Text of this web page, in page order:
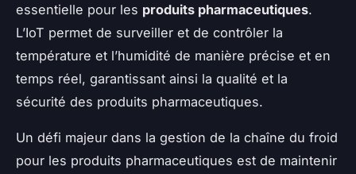
essentielle pour les produits pharmaceutiques.
L’IoT permet de surveiller et de contrôler la
température et l’humidité de manière précise et en
temps réel, garantissant ainsi la qualité et la
sécurité des produits pharmaceutiques.
Un défi majeur dans la gestion de la chaîne du froid
pour les produits pharmaceutiques est de maintenir